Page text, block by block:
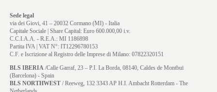
Sede legal
via dei Giovi, 41 – 20032 Cormano (MI) - Italia
Capitale Sociale | Share Capital: Euro 600.000,00 i.v.
C.C.I.A.A. - R.E.A.: MI 1186898
Partita IVA | VAT N°: IT12296780153
C.F. e Iscrizione al Registro delle Imprese di Milano: 07822320151
BLS IBERIA /Calle Garraf, 23 – P.I. La Borda, 08140, Caldes de Montbui
(Barcelona) - Spain
BLS NORTHWEST / Reeweg, 132 3343 AP H.I. Ambacht Rotterdam - The